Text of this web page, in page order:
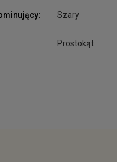
Szary
Prostokąt